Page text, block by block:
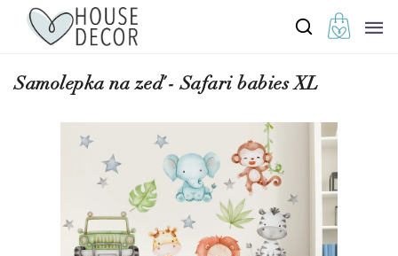
Samolepka na zeď - Safari babies XL